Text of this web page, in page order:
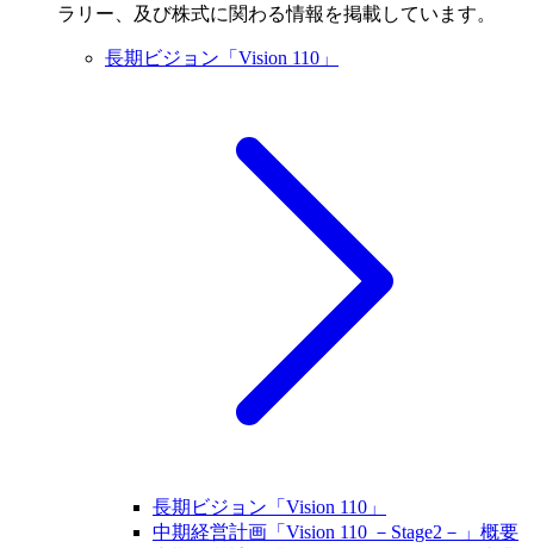
ラリー、及び株式に関わる情報を掲載しています。
長期ビジョン「Vision 110」
長期ビジョン「Vision 110」
中期経営計画「Vision 110 －Stage2－」概要